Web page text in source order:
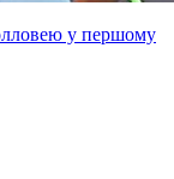
у першому